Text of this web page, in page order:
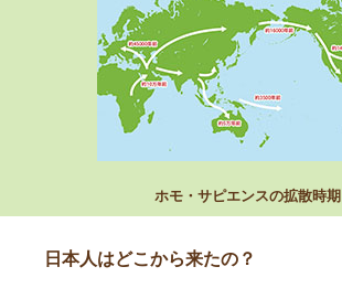
ホモ・サピエンスの拡散時期
日本人はどこから来たの？